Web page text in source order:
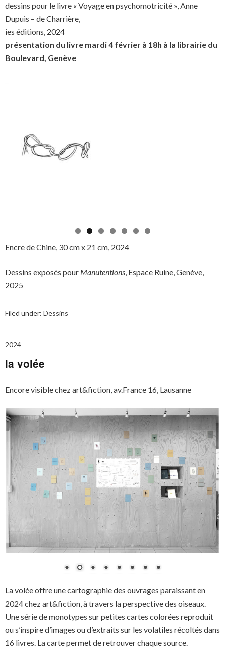
dessins pour le livre « Voyage en psychomotricité », Anne
Dupuis – de Charrière,
ies éditions, 2024
présentation du livre mardi 4 février à 18h à la librairie du
Boulevard, Genève
Encre de Chine, 30 cm x 21 cm, 2024
Dessins exposés pour Manutentions, Espace Ruine, Genève,
2025
Filed under: Dessins
2024
la volée
Encore visible chez art&fiction, av.France 16, Lausanne
La volée offre une cartographie des ouvrages paraissant en
2024 chez art&fiction, à travers la perspective des oiseaux.
Une série de monotypes sur petites cartes colorées reproduit
ou s’inspire d’images ou d’extraits sur les volatiles récoltés dans
16 livres. La carte permet de retrouver chaque source.